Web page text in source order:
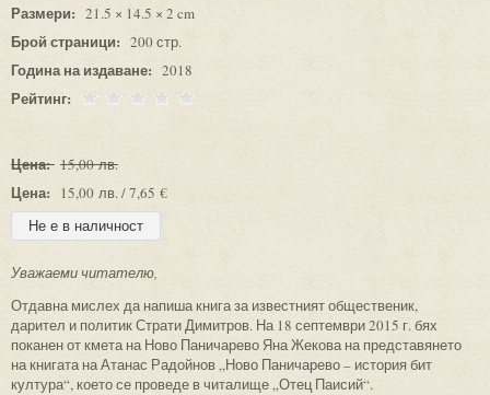
Размери: 21.5 × 14.5 × 2 cm
Брой страници: 200 стр.
Година на издаване: 2018
Рейтинг:
Цена: 15,00 лв.
Цена: 15,00 лв. / 7,65 €
Уважаеми читателю,
Отдавна мислех да напиша книга за известният общественик,
дарител и политик Страти Димитров. На 18 септември 2015 г. бях
поканен от кмета на Ново Паничарево Яна Жекова на представянето
на книгата на Атанас Радойнов „Ново Паничарево – история бит
култура“, което се проведе в читалище „Отец Паисий“.